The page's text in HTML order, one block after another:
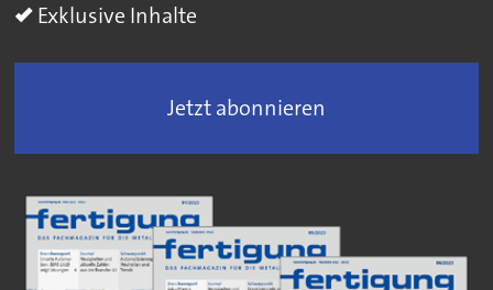
Exklusive Inhalte
Jetzt abonnieren